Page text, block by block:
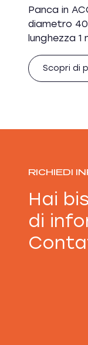
Panca in
diametro 40
lunghezza 1
Scopri di
RICHIEDI
Hai
di